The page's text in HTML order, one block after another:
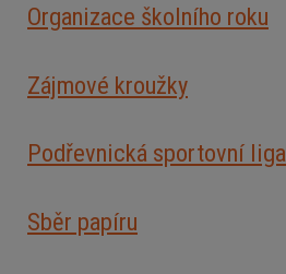
Organizace školního roku
Zájmové kroužky
Podřevnická sportovní liga
Sběr papíru